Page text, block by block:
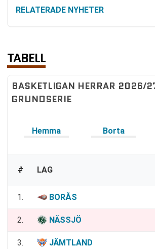
RELATERADE NYHETER
TABELL
BASKETLIGAN HERRAR 2026/
GRUNDSERIE
Hemma Borta
# LAG
1. BORÅS
2. NÄSSJÖ
3. JÄMTLAND